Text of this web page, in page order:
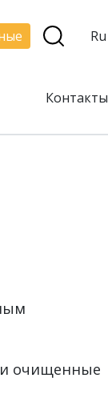
Ru
Контакты
и очищенные